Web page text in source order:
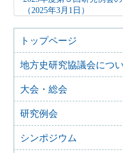
（2025年3月1日）
2025年12月5日
2025年度第２回研究例会
会）（2026年１月11日）
2025年10月7日
2025年度第１回研究例会
合同例会）（2025年11月8
2025年9月3日
2024年度第8回研究例会の
2025年6月5日
トップページ
地方史研究協議会につ
大会・総会
研究例会
シンポジウム